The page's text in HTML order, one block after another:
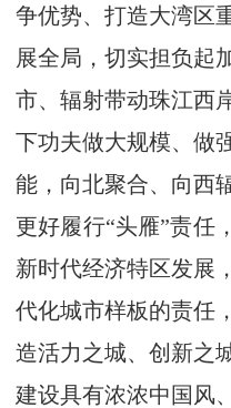
争优势、打造大湾区
展全局，切实担负起
市、辐射带动珠江西
下功夫做大规模、做
能，向北聚合、向西
更好履行“头雁”责任
新时代经济特区发展
代化城市样板的责任
造活力之城、创新之
建设具有浓浓中国风